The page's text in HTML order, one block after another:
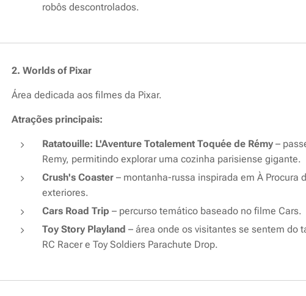
robôs descontrolados.
2. Worlds of Pixar
Área dedicada aos filmes da Pixar.
Atrações principais:
Ratatouille: L'Aventure Totalement Toquée de Rémy –
Remy, permitindo explorar uma cozinha parisiense gigante.
Crush's Coaster – montanha-russa inspirada em À Procura
exteriores.
Cars Road Trip – percurso temático baseado no filme Cars.
Toy Story Playland – área onde os visitantes se sentem do
RC Racer e Toy Soldiers Parachute Drop.